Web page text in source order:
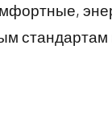
стандартам